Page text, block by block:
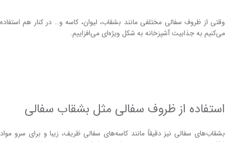
وقتی از ظروف سفالی مختلفی مانند بشقاب، لیوان، کاسه و… در کنار هم استفاده
می‌کنیم به جذابیت آشپزخانه به شکل ویژه‌ای می‌افزاییم.
استفاده از ظروف‌ سفالی مثل بشقاب سفالی
بشقاب‌های سفالی نیز دقیقاً مانند کاسه‌های سفالی ظریف، زیبا و برای سرو مواد